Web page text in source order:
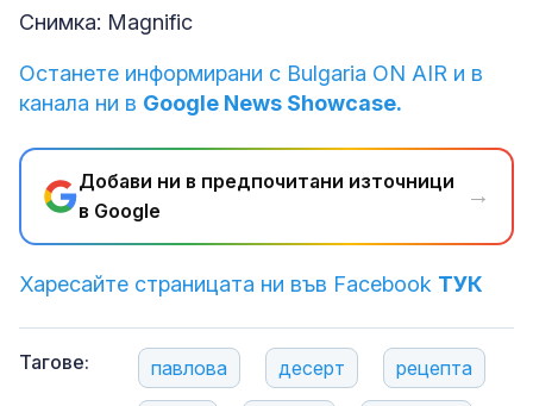
Снимка: Magnific
Останете информирани с Bulgaria ON AIR и в
канала ни в Google News Showcase.
Добави ни в предпочитани източници
в Google
→
Харесайте страницата ни във Facebook ТУК
Тагове: павлова десерт рецепта